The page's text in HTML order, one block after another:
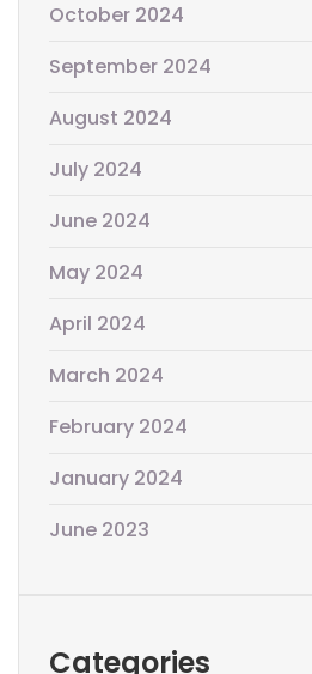
October 2024
September 2024
August 2024
July 2024
June 2024
May 2024
April 2024
March 2024
February 2024
January 2024
June 2023
Categories